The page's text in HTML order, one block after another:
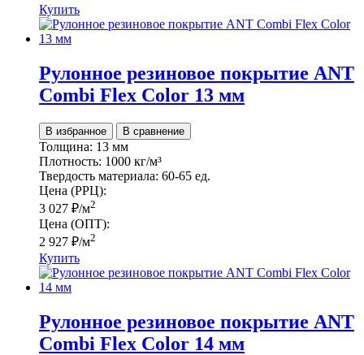
Купить
Рулонное резиновое покрытие ANT
Сombi Flex Color 13 мм
В избранное В сравнение
Толщина: 13 мм
Плотность: 1000 кг/м³
Твердость материала: 60-65 ед.
Цена (РРЦ):
3 027 ₽/м2
Цена (ОПТ):
2 927 ₽/м2
Купить
Рулонное резиновое покрытие ANT
Сombi Flex Color 14 мм